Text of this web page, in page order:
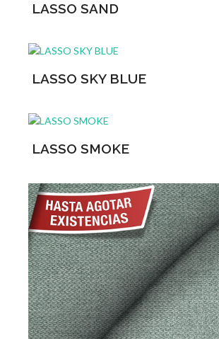
LASSO SAND
LASSO SKY BLUE
LASSO SMOKE